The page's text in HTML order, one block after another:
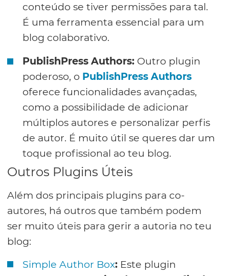
conteúdo se tiver permissões para tal.
É uma ferramenta essencial para um
blog colaborativo.
PublishPress Authors: Outro plugin
poderoso, o PublishPress Authors
oferece funcionalidades avançadas,
como a possibilidade de adicionar
múltiplos autores e personalizar perfis
de autor. É muito útil se queres dar um
toque profissional ao teu blog.
Outros Plugins Úteis
Além dos principais plugins para co-
autores, há outros que também podem
ser muito úteis para gerir a autoria no teu
blog:
Simple Author Box: Este plugin